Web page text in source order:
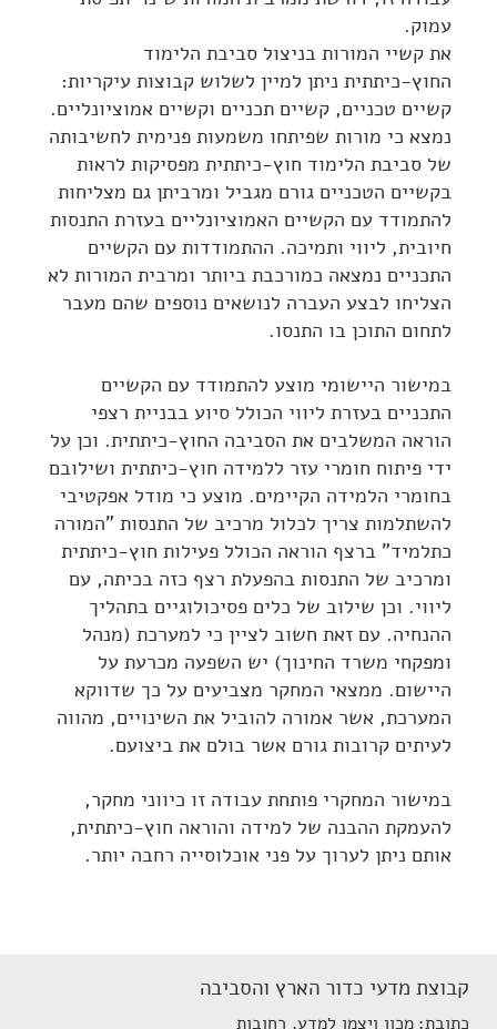
עמוק.
את קשיי המורות בניצול סביבת הלימוד
החוץ-כיתתית ניתן למיין לשלוש קבוצות עיקריות:
קשיים טכניים, קשיים תכניים וקשיים אמוציונליים.
נמצא כי מורות שפיתחו משמעות פנימית לחשיבותה
של סביבת הלימוד חוץ-כיתתית מפסיקות לראות
בקשיים הטכניים גורם מגביל ומרביתן גם מצליחות
להתמודד עם הקשיים האמוציונליים בעזרת התנסות
חיובית, ליווי ותמיכה. ההתמודדות עם הקשיים
התכניים נמצאה כמורכבת ביותר ומרבית המורות לא
הצליחו לבצע העברה לנושאים נוספים שהם מעבר
לתחום התוכן בו התנסו.
במישור היישומי מוצע להתמודד עם הקשיים
התכניים בעזרת ליווי הכולל סיוע בבניית רצפי
הוראה המשלבים את הסביבה החוץ-כיתתית. וכן על
ידי פיתוח חומרי עזר ללמידה חוץ-כיתתית ושילובם
בחומרי הלמידה הקיימים. מוצע כי מודל אפקטיבי
להשתלמות צריך לכלול מרכיב של התנסות "המורה
כתלמיד" ברצף הוראה הכולל פעילות חוץ-כיתתית
ומרכיב של התנסות בהפעלת רצף כזה בכיתה, עם
ליווי. וכן שילוב של כלים פסיכולוגיים בתהליך
ההנחיה. עם זאת חשוב לציין כי למערכת (מנהל
ומפקחי משרד החינוך) יש השפעה מכרעת על
היישום. ממצאי המחקר מצביעים על כך שדווקא
המערכת, אשר אמורה להוביל את השינויים, מהווה
לעיתים קרובות גורם אשר בולם את ביצועם.
במישור המחקרי פותחת עבודה זו כיווני מחקר,
להעמקת ההבנה של למידה והוראה חוץ-כיתתית,
אותם ניתן לערוך על פני אוכלוסייה רחבה יותר.
קבוצת מדעי כדור הארץ והסביבה
כתובת מכון ויצמן למדע, רחובות